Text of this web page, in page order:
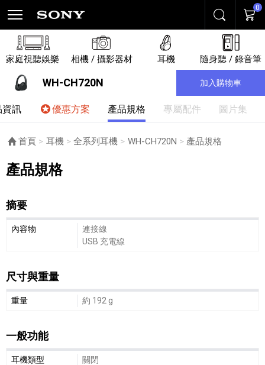
搜尋 購物
0
家庭視聽娛樂 相機 / 攝影器材 耳機 隨身聽 / 錄音筆
WH-CH720N 加入購物車
資訊 優惠方案 產品規格 專屬配件 圖片集
首頁 耳機 全系列耳機 WH-CH720N 目前頁面：
產品規格
產品規格
摘要
摘要細節敘述
內容物
連接線
USB 充電線
尺寸與重量
尺寸與重量細節敘述
重量 約 192 g
一般功能
一般功能細節敘述
耳機類型
關閉